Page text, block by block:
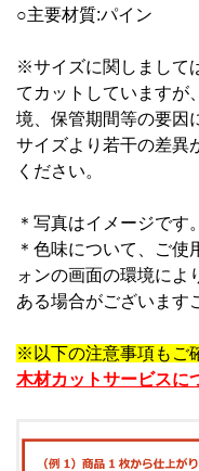
○主要材質:パイン
※サイズに関しまして
てカットしていますが
境、保管期間等の要因
サイズより若干の差異
ください。
＊写真はイメージです。
＊ 色味について、ご使
ォンの画面の環境によ
ある場合がございます
※以下の注意事項もご
木材カットサービスに